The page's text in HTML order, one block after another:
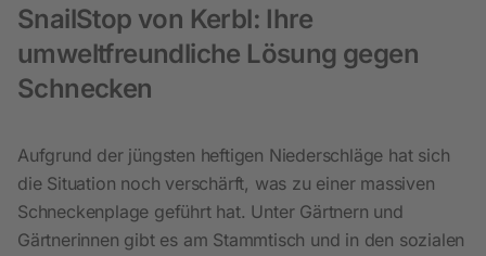
SnailStop von Kerbl: Ihre
umweltfreundliche Lösung gegen
Schnecken
Aufgrund der jüngsten heftigen Niederschläge hat sich
die Situation noch verschärft, was zu einer massiven
Schneckenplage geführt hat. Unter Gärtnern und
Gärtnerinnen gibt es am Stammtisch und in den sozialen